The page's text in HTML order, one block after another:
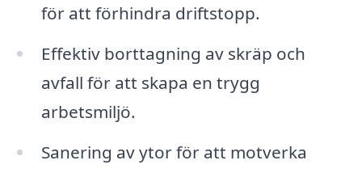
för att förhindra driftstopp.
Effektiv borttagning av skräp och
avfall för att skapa en trygg
arbetsmiljö.
Sanering av ytor för att motverka